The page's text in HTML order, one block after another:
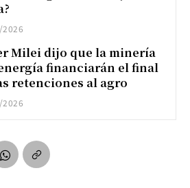
Milei dijo que la minería
financiarán el final
retenciones al agro